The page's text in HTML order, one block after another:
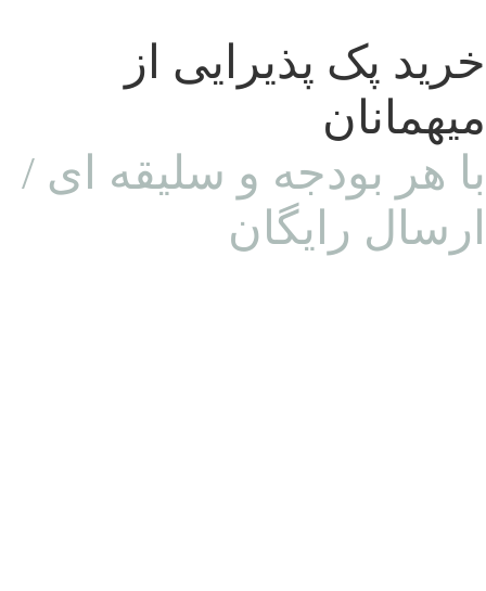
خرید پک پذیرایی از
میهمانان
با هر بودجه و سلیقه ای /
ارسال رایگان